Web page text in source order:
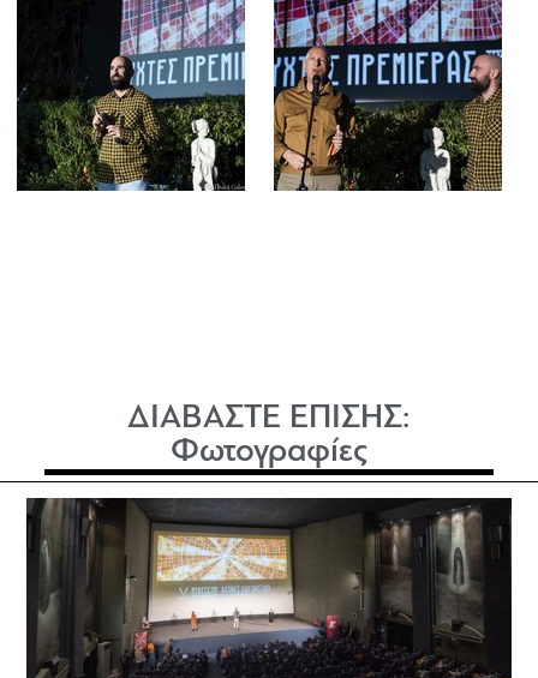
ΔΙΑΒΑΣΤΕ ΕΠΙΣΗΣ:
Φωτογραφίες